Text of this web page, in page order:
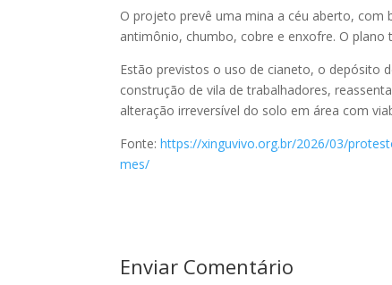
O projeto prevê uma mina a céu aberto,
antimônio, chumbo, cobre e enxofre. O
Estão previstos o uso de cianeto, o depósito
construção de vila de trabalhadores,
alteração irreversível do solo em área com
Fonte:https://xinguvivo.org.br/2026/03/
mes/
Enviar Comentário